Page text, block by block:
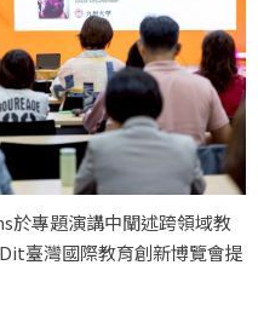
於專題演講中闡述跨領域教
臺灣國際教育創新博覽會提